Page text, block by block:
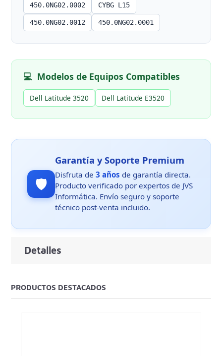
450.0NG02.0002 CYBG L15
450.0NG02.0012 450.0NG02.0001
💻 Modelos de Equipos Compatibles
Dell Latitude 3520 Dell Latitude E3520
🛡️
Garantía y Soporte Premium
Disfruta de3 años de garantía directa.
Producto verificado por expertos de JVS
Informática. Envío seguro y soporte
técnico post-venta incluido.
Detalles
PRODUCTOS DESTACADOS